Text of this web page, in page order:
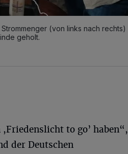
(von links nach rechts)
geholt.
to go’ haben“,
der Deutschen